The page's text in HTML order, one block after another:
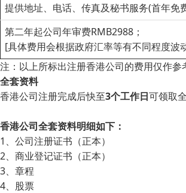
提供地址、电话、传真及秘书服务(首年免
第二年起公司年审费RMB2988；
[具体费用会根据政府汇率等有不同程度波
注：以上所标出注册香港公司的费用仅作
全套资料
香港公司注册完成后快至3个工作日可领取
香港公司全套资料明细如下：
1、公司注册证书（正本）
2、商业登记证书（正本）
3、章程
4、股票